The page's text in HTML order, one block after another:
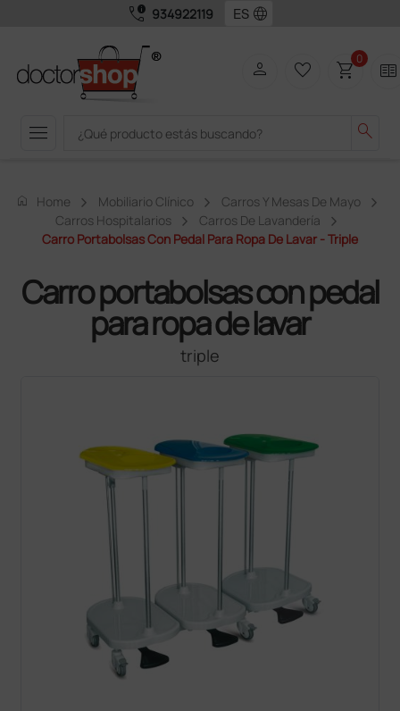
call_quality 934922119 language
menu search
person favorite_border shopping_cart0 two_pager
home Home Mobiliario Clínico
Carros Y Mesas De Mayo
Carros Hospitalarios
Carros De Lavandería
Carro Portabolsas Con Pedal Para Ropa De Lavar - Triple
Carro portabolsas con pedal
para ropa de lavar
triple